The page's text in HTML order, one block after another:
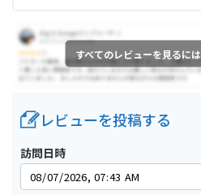
すべてのレビューを見るには
レビューを投稿する
訪問日時